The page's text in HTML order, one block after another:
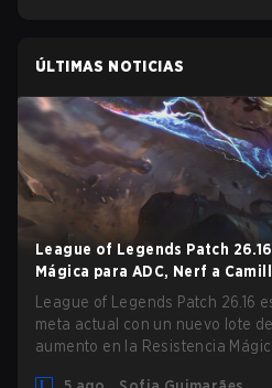
ÚLTIMAS NOTICIAS
League of Legends Patch
Mágica para ADC, Nerf a
League of Legends Patch 26.16
meta actual con un nuevo lote
aumento en la Resistencia